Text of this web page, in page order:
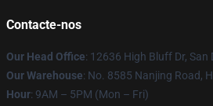
Contacte-nos
Our Head Office: 12636 High Bluff Dr, San
Our Warehouse: No. 8585 Nanjing Road,
Hour: 9AM – 5PM (Mon – Fri)